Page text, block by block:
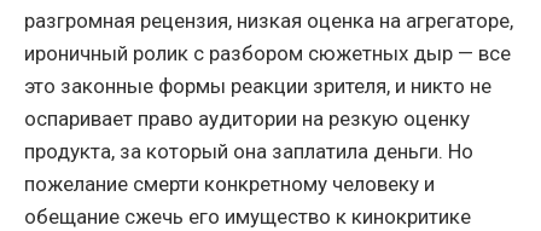
разгромная рецензия, низкая оценка на агрегаторе,
ироничный ролик с разбором сюжетных дыр — все
это законные формы реакции зрителя, и никто не
оспаривает право аудитории на резкую оценку
продукта, за который она заплатила деньги. Но
пожелание смерти конкретному человеку и
обещание сжечь его имущество к кинокритике